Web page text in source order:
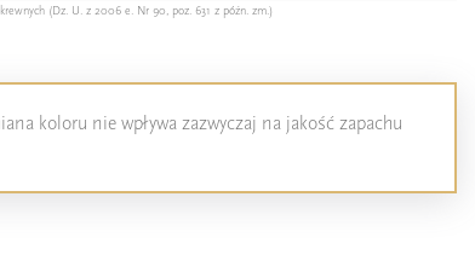
(Dz. U. z 2006 e. Nr 90, poz. 631 z późn. zm.)
koloru nie wpływa zazwyczaj na jakość zapachu